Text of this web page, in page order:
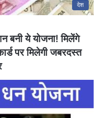
देश
बनी ये योजना! मिलेंगे
पर मिलेगी जबरदस्त